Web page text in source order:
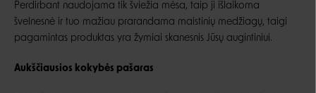
Perdirbant naudojama tik šviežia mėsa, taip ji išlaikoma
švelnesnė ir tuo mažiau prarandama maistinių medžiagų, taigi
pagamintas produktas yra žymiai skanesnis Jūsų augintiniui.
Aukščiausios kokybės pašaras